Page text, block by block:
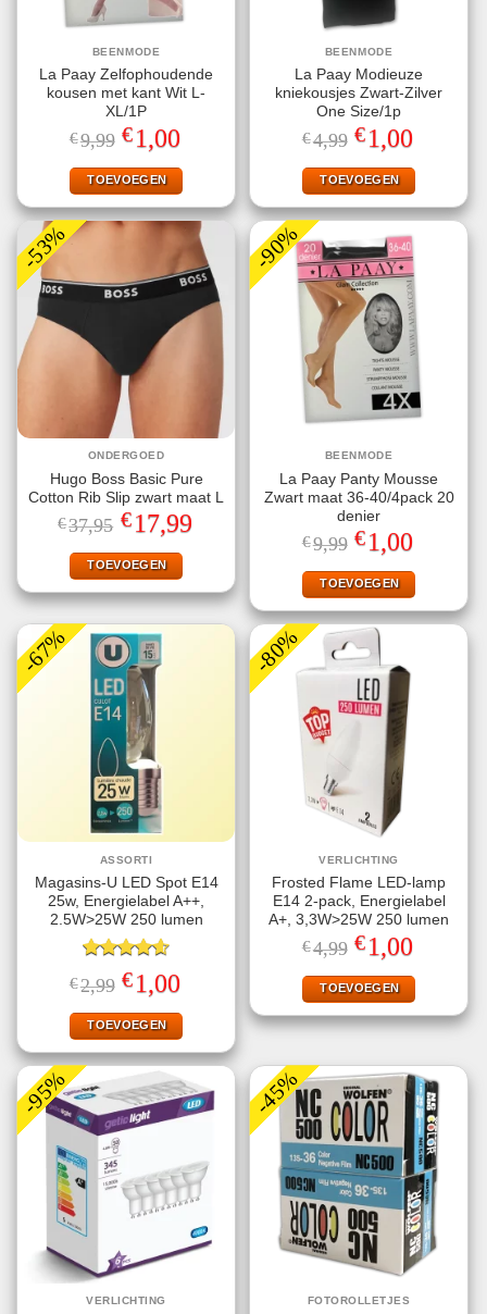
BEENMODE
La Paay Zelfophoudende
kousen met kant Wit L-
XL/1P
€9,99 Oorspronkelijke
prijs
was:
€9,99.
€1,00
is:
€1,00.
TOEVOEGEN
BEENMODE
La Paay Modieuze
kniekousjes Zwart-Zilver
One Size/1p
€4,99 Oorspronkelijke
prijs
was:
€4,99.
€1,00
is:
€1,00.
TOEVOEGEN
-53%
ONDERGOED
Hugo Boss Basic Pure
Cotton Rib Slip zwart maat L
€37,95 Oorspronkelijke
prijs
was:
€37,95.
€17,99Huidige
prijs
TOEVOEGEN
-90%
BEENMODE
La Paay Panty Mousse
Zwart maat 36-40/4pack 20
denier
€9,99 Oorspronkelijke
prijs
was:
€9,99.
€1,00
is:
€1,00.
TOEVOEGEN
-67%
ASSORTI
Magasins-U LED Spot E14
25w, Energielabel A++,
2.5W>25W 250 lumen
Gewaardeerd
4.60uit 5
€2,99 Oorspronkelijke
prijs
was:
€2,99.
€1,00
is:
€1,00.
TOEVOEGEN
-80%
VERLICHTING
Frosted Flame LED-lamp
E14 2-pack, Energielabel
A+, 3,3W>25W 250 lumen
€4,99 Oorspronkelijke
prijs
was:
€4,99.
€1,00
is:
€1,00.
TOEVOEGEN
-95%
VERLICHTING
-45%
FOTOROLLETJES